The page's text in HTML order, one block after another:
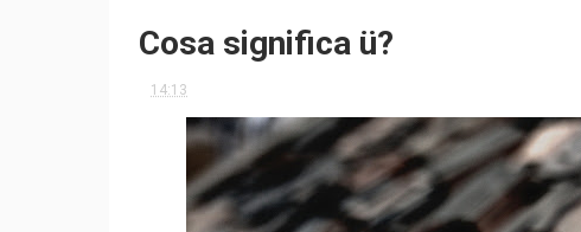
Cosa significa ü?
14:13